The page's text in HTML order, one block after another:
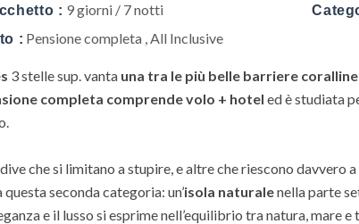
: 9 giorni / 7 notti
: Pensione completa , All Inclusive
3 stelle sup. vanta una tra le più belle barriere
completa comprende volo + hotel ed è studiata
che si limitano a stupire, e altre che riescono davvero
seconda categoria: un’isola naturalenella parte
e il lusso si esprime nell’equilibrio tra natura, mare e